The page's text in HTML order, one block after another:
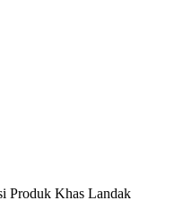
Produk Khas Landak